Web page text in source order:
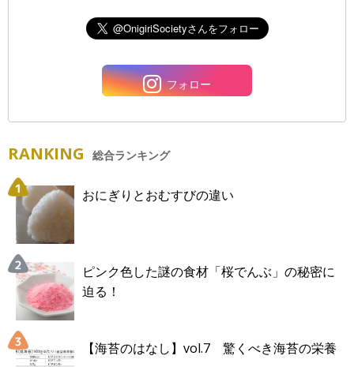
フォロー
RANKING 総合ランキング
おにぎりとおむすびの違い
ピンク色した謎の食材「桜でんぶ」の秘密に
迫る！
【海苔のはなし】vol.7 驚くべき海苔の栄養